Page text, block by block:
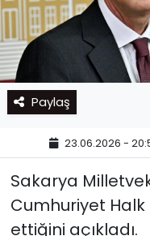
Paylaş
23.06.2026 -
Sakarya
Cumhuriyet
ettiğini açıkladı.